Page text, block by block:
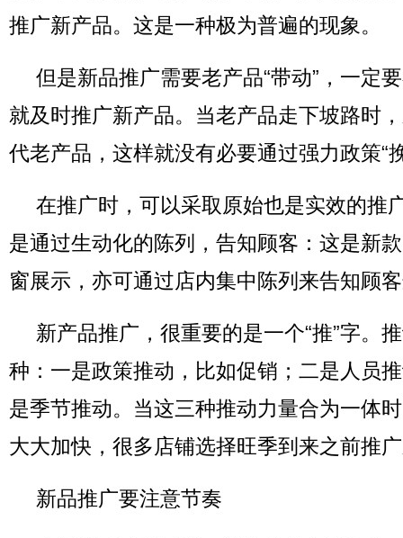
推广新产品。这是一种极为普遍的现象。
但是新品推广需要老产品“带动”，一定
就及时推广新产品。当老产品走下坡路时
代老产品，这样就没有必要通过强力政策“
在推广时，可以采取原始也是实效的推
是通过生动化的陈列，告知顾客：这是新
窗展示，亦可通过店内集中陈列来告知顾
新产品推广，很重要的是一个“推”字。
种：一是政策推动，比如促销；二是人员
是季节推动。当这三种推动力量合为一体
大大加快，很多店铺选择旺季到来之前推
新品推广要注意节奏